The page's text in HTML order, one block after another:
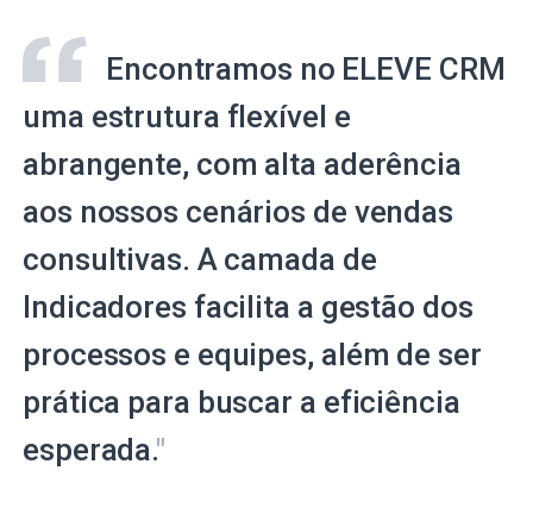
Encontramos no ELEVE CRM
uma estrutura flexível e
abrangente, com alta aderência
aos nossos cenários de vendas
consultivas. A camada de
Indicadores facilita a gestão dos
processos e equipes, além de ser
prática para buscar a eficiência
esperada."